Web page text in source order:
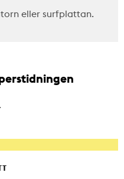
eller surfplattan.